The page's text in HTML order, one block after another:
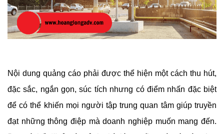
Nội dung quảng cáo phải được thể hiện một cách thu hút,
đặc sắc, ngắn gọn, súc tích nhưng có điểm nhấn đặc biệt
để có thể khiến mọi người tập trung quan tâm giúp truyền
đạt những thông điệp mà doanh nghiệp muốn mang đến.